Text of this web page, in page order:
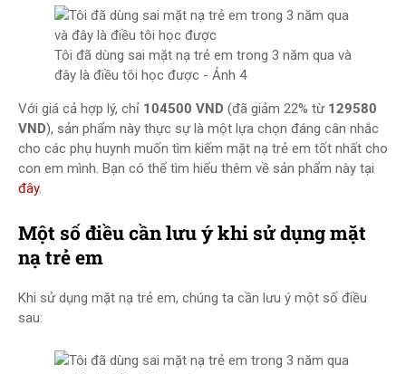
Tôi đã dùng sai mặt nạ trẻ em trong 3 năm qua và
đây là điều tôi học được - Ảnh 4
Với giá cả hợp lý, chỉ 104500 VND (đã giảm 22% từ 129580
VND), sản phẩm này thực sự là một lựa chọn đáng cân nhắc
cho các phụ huynh muốn tìm kiếm mặt nạ trẻ em tốt nhất cho
con em mình. Bạn có thể tìm hiểu thêm về sản phẩm này tại
đây.
Một số điều cần lưu ý khi sử dụng mặt
nạ trẻ em
Khi sử dụng mặt nạ trẻ em, chúng ta cần lưu ý một số điều
sau: